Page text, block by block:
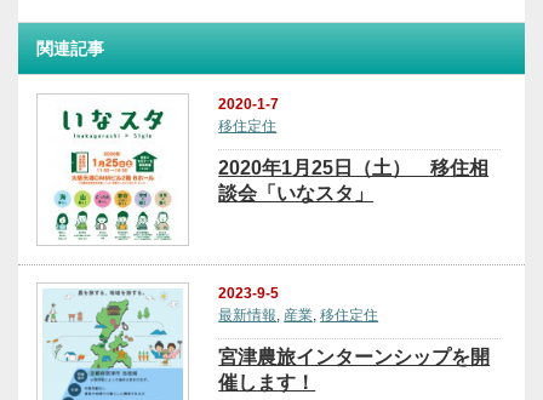
関連記事
2020-1-7
移住定住
2020年1月25日（土） 移住相
談会「いなスタ」
2023-9-5
最新情報, 産業,移住定住
宮津農旅インターンシップを開
催します！